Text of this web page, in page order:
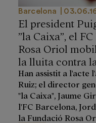
Barcelona
El president
”la Caixa”, el
Rosa Oriol
la lluita contra
Han assistit a l'acte
Ruiz; el director
"la Caixa", Jaume
l'FC Barcelona,
la Fundació Rosa